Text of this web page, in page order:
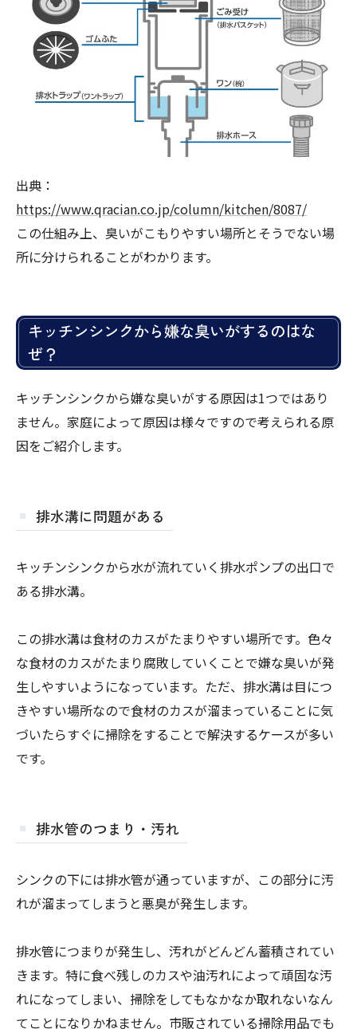
出典：
https://www.qracian.co.jp/column/kitchen/8087/
この仕組み上、臭いがこもりやすい場所とそうでない場
所に分けられることがわかります。
キッチンシンクから嫌な臭いがするのはな
ぜ？
キッチンシンクから嫌な臭いがする原因は1つではあり
ません。家庭によって原因は様々ですので考えられる原
因をご紹介します。
排水溝に問題がある
キッチンシンクから水が流れていく排水ポンプの出口で
ある排水溝。
この排水溝は食材のカスがたまりやすい場所です。色々
な食材のカスがたまり腐敗していくことで嫌な臭いが発
生しやすいようになっています。ただ、排水溝は目につ
きやすい場所なので食材のカスが溜まっていることに気
づいたらすぐに掃除をすることで解決するケースが多い
です。
排水管のつまり・汚れ
シンクの下には排水管が通っていますが、この部分に汚
れが溜まってしまうと悪臭が発生します。
排水管につまりが発生し、汚れがどんどん蓄積されてい
きます。特に食べ残しのカスや油汚れによって頑固な汚
れになってしまい、掃除をしてもなかなか取れないなん
てことになりかねません。市販されている掃除用品でも